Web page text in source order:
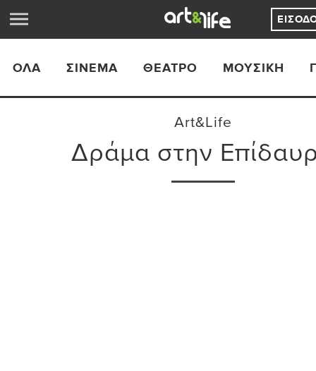
ΟΛΑ ΣΙΝΕΜΆ ΘΈΑΤΡΟ ΜΟΥΣΙΚΉ
Art&Life
Δράμα στην